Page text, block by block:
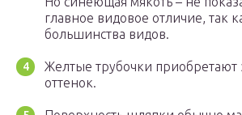
главное видовое отличие, так
большинства видов.
Желтые трубочки приобретают
оттенок.